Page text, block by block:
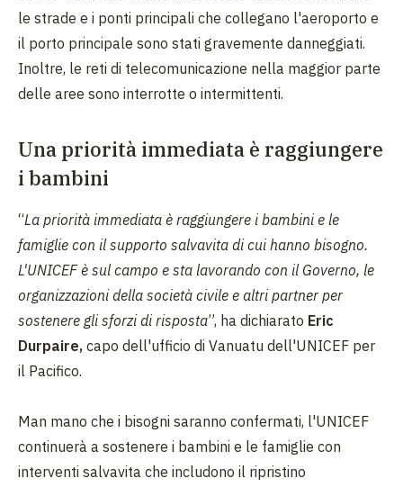
le strade e i ponti principali che collegano l'aeroporto e
il porto principale sono stati gravemente danneggiati.
Inoltre, le reti di telecomunicazione nella maggior parte
delle aree sono interrotte o intermittenti.
Una priorità immediata è raggiungere
i bambini
“La priorità immediata è raggiungere i bambini e le
famiglie con il supporto salvavita di cui hanno bisogno.
L'UNICEF è sul campo e sta lavorando con il Governo, le
organizzazioni della società civile e altri partner per
sostenere gli sforzi di risposta”, ha dichiarato Eric
Durpaire, capo dell'ufficio di Vanuatu dell'UNICEF per
il Pacifico.
Man mano che i bisogni saranno confermati, l'UNICEF
continuerà a sostenere i bambini e le famiglie con
interventi salvavita che includono il ripristino